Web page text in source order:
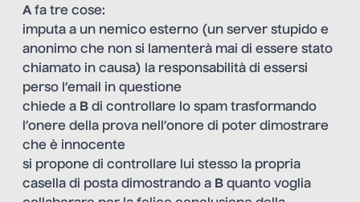
A fa tre cose:
imputa a un nemico esterno (un server stupido e
anonimo che non si lamenterà mai di essere stato
chiamato in causa) la responsabilità di essersi
perso l’email in questione
chiede a B di controllare lo spam trasformando
l’onere della prova nell’onore di poter dimostrare
che è innocente
si propone di controllare lui stesso la propria
casella di posta dimostrando a B quanto voglia